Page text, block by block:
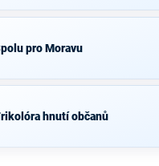
pro Moravu
hnutí občanů